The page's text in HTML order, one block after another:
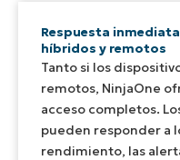
Respuesta
híbridos y remotos
Tanto si los
remotos, NinjaOne
acceso completos.
pueden responder a
rendimiento, las